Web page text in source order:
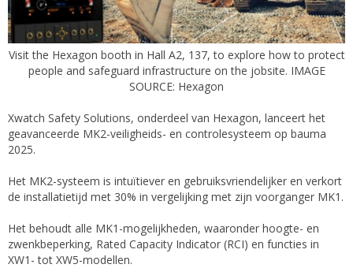
Visit the Hexagon booth in Hall A2, 137, to explore how to protect
people and safeguard infrastructure on the jobsite. IMAGE
SOURCE: Hexagon
Xwatch Safety Solutions, onderdeel van Hexagon, lanceert het
geavanceerde MK2-veiligheids- en controlesysteem op bauma
2025.
Het MK2-systeem is intuïtiever en gebruiksvriendelijker en verkort
de installatietijd met 30% in vergelijking met zijn voorganger MK1.
Het behoudt alle MK1-mogelijkheden, waaronder hoogte- en
zwenkbeperking, Rated Capacity Indicator (RCI) en functies in
XW1- tot XW5-modellen.